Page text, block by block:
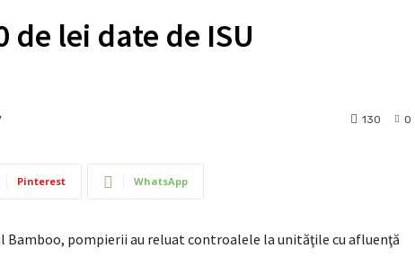
de lei date de ISU
0
130
Pinterest WhatsApp
Bamboo, pompierii au reluat controalele la unităţile cu afluenţă